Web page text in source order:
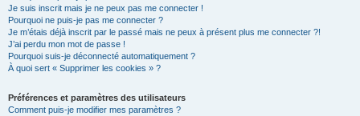
Je suis inscrit mais je ne peux pas me connecter !
Pourquoi ne puis-je pas me connecter ?
Je m’étais déjà inscrit par le passé mais ne peux à présent plus me connecter ?!
J’ai perdu mon mot de passe !
Pourquoi suis-je déconnecté automatiquement ?
À quoi sert « Supprimer les cookies » ?
Préférences et paramètres des utilisateurs
Comment puis-je modifier mes paramètres ?